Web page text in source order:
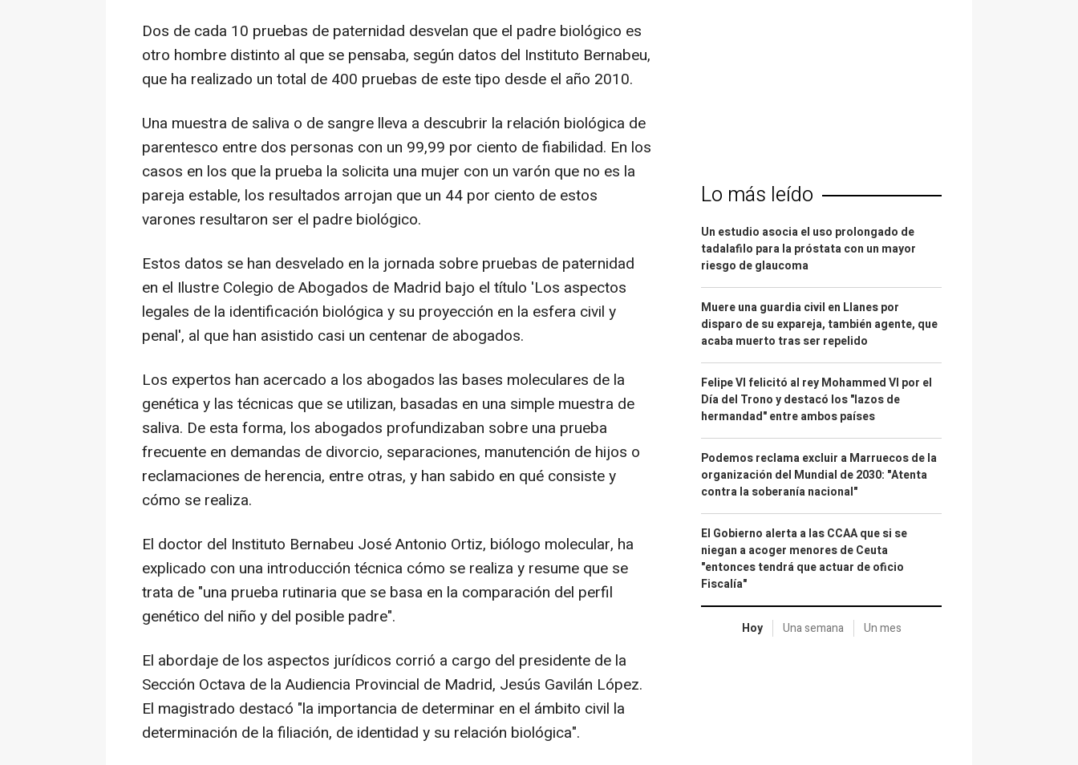
Dos de cada 10 pruebas de paternidad desvelan que el padre biológico es
otro hombre distinto al que se pensaba, según datos del Instituto Bernabeu,
que ha realizado un total de 400 pruebas de este tipo desde el año 2010.
Una muestra de saliva o de sangre lleva a descubrir la relación biológica de
parentesco entre dos personas con un 99,99 por ciento de fiabilidad. En los
casos en los que la prueba la solicita una mujer con un varón que no es la
pareja estable, los resultados arrojan que un 44 por ciento de estos
varones resultaron ser el padre biológico.
Estos datos se han desvelado en la jornada sobre pruebas de paternidad
en el Ilustre Colegio de Abogados de Madrid bajo el título 'Los aspectos
legales de la identificación biológica y su proyección en la esfera civil y
penal', al que han asistido casi un centenar de abogados.
Los expertos han acercado a los abogados las bases moleculares de la
genética y las técnicas que se utilizan, basadas en una simple muestra de
saliva. De esta forma, los abogados profundizaban sobre una prueba
frecuente en demandas de divorcio, separaciones, manutención de hijos o
reclamaciones de herencia, entre otras, y han sabido en qué consiste y
cómo se realiza.
El doctor del Instituto Bernabeu José Antonio Ortiz, biólogo molecular, ha
explicado con una introducción técnica cómo se realiza y resume que se
trata de "una prueba rutinaria que se basa en la comparación del perfil
genético del niño y del posible padre".
El abordaje de los aspectos jurídicos corrió a cargo del presidente de la
Sección Octava de la Audiencia Provincial de Madrid, Jesús Gavilán López.
El magistrado destacó "la importancia de determinar en el ámbito civil la
determinación de la filiación, de identidad y su relación biológica".
Lo más leído
Un estudio asocia el uso prolongado de
tadalafilo para la próstata con un mayor
riesgo de glaucoma
Muere una guardia civil en Llanes por
disparo de su expareja, también agente, que
acaba muerto tras ser repelido
Felipe VI felicitó al rey Mohammed VI por el
Día del Trono y destacó los "lazos de
hermandad" entre ambos países
Podemos reclama excluir a Marruecos de la
organización del Mundial de 2030: "Atenta
contra la soberanía nacional"
El Gobierno alerta a las CCAA que si se
niegan a acoger menores de Ceuta
"entonces tendrá que actuar de oficio
Fiscalía"
Hoy Una semana Un mes